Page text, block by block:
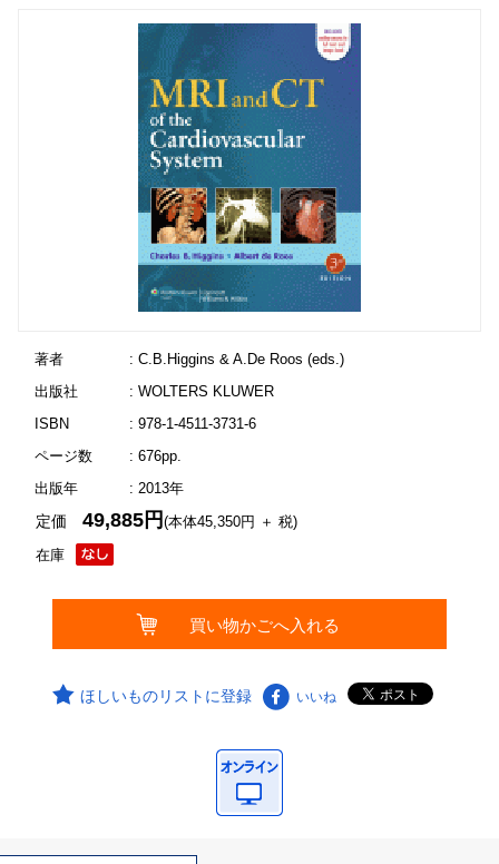
著者
: C.B.Higgins & A.De Roos (eds.)
出版社
: WOLTERS KLUWER
ISBN
: 978-1-4511-3731-6
ページ数
: 676pp.
出版年
: 2013年
在庫
定価49,885円(本体45,350円 ＋ 税)
ほしいものリストに登録 いいね